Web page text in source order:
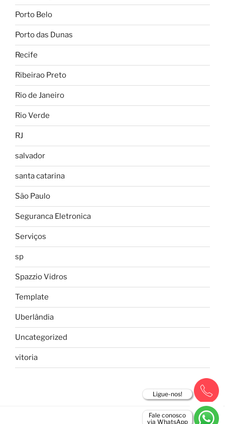
Fale conosco
via WhatsApp
Ligue-nos!
Porto Belo
Porto das Dunas
Recife
Ribeirao Preto
Rio de Janeiro
Rio Verde
RJ
salvador
santa catarina
São Paulo
Seguranca Eletronica
Serviços
sp
Spazzio Vidros
Template
Uberlândia
Uncategorized
vitoria